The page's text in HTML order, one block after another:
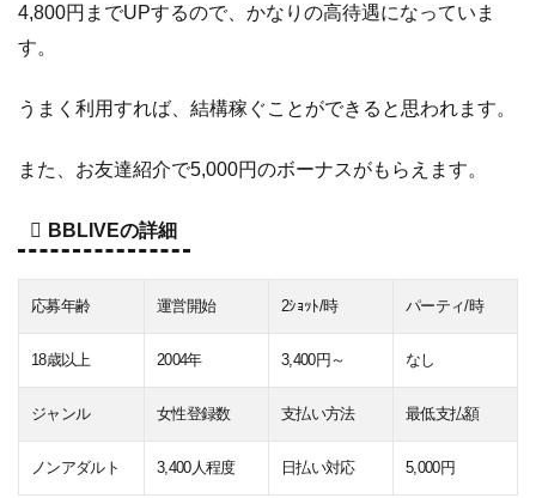
4,800円までUPするので、かなりの高待遇になっていま
す。
うまく利用すれば、結構稼ぐことができると思われます。
また、お友達紹介で5,000円のボーナスがもらえます。
BBLIVEの詳細
応募年齢 運営開始 2ｼｮｯﾄ/時 パーティ/時
18歳以上 2004年 3,400円～ なし
ジャンル 女性登録数 支払い方法 最低支払額
ノンアダルト 3,400人程度 日払い対応 5,000円